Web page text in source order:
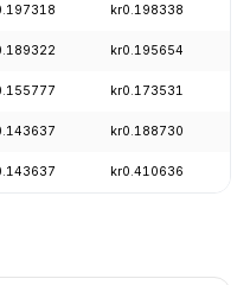
kr0.198338
kr0.195654
kr0.173531
kr0.188730
kr0.410636